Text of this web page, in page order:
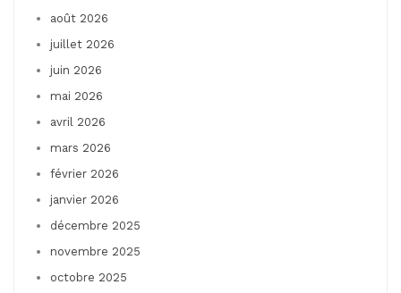
août 2026
juillet 2026
juin 2026
mai 2026
avril 2026
mars 2026
février 2026
janvier 2026
décembre 2025
novembre 2025
octobre 2025